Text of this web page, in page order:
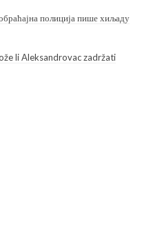
полиција пише хиљаду
li Aleksandrovac zadržati